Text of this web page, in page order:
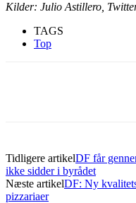
Kilder: Julio Astillero,
TAGS
Top
Tidligere artikelDF får
ikke sidder i byrådet
Næste artikelDF: Ny
pizzariaer